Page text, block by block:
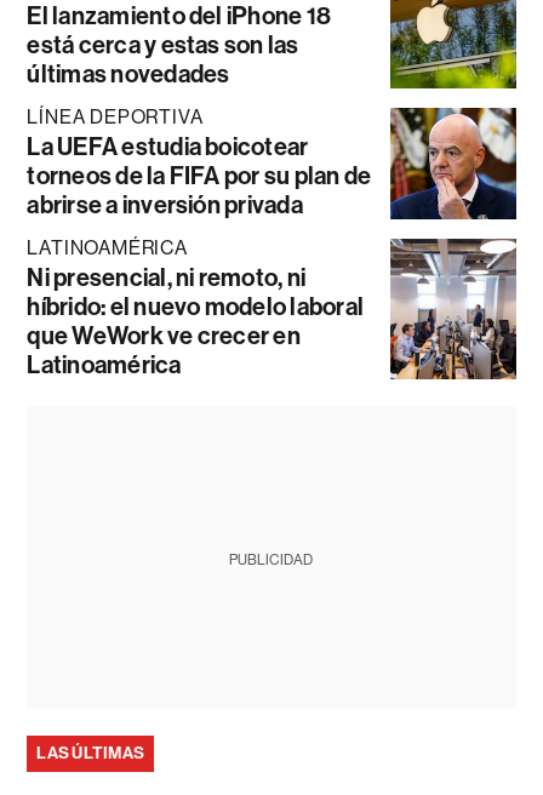
El lanzamiento del iPhone 18
está cerca y estas son las
últimas novedades
LÍNEA DEPORTIVA
La UEFA estudia boicotear
torneos de la FIFA por su plan de
abrirse a inversión privada
LATINOAMÉRICA
Ni presencial, ni remoto, ni
híbrido: el nuevo modelo laboral
que WeWork ve crecer en
Latinoamérica
PUBLICIDAD
LAS ÚLTIMAS